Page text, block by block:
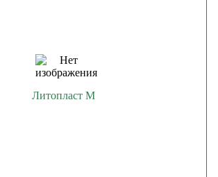
Литопласт М